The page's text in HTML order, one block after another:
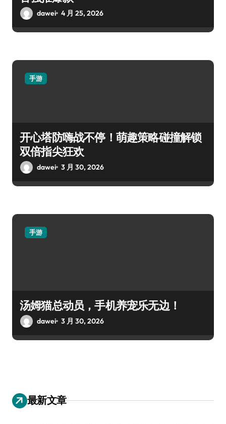
dawei 4 月 25, 2026
手游
开心塔防嗨战不停！萌趣策略碰撞解锁
双倍指尖狂欢
dawei 3 月 30, 2026
手游
汤姆猫总动员，手机养宠乐无边！
dawei 3 月 30, 2026
最新文章